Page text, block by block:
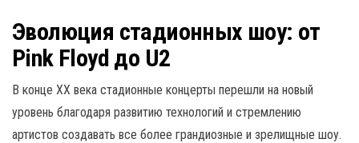
Эволюция стадионных шоу: от
Pink Floyd до U2
В конце XX века стадионные концерты перешли на новый
уровень благодаря развитию технологий и стремлению
артистов создавать все более грандиозные и зрелищные шоу.